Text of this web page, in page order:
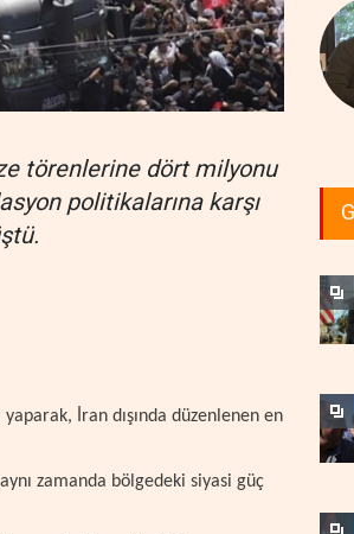
törenlerine dört milyonu
politikalarına karşı
İran dışında düzenlenen en
zamanda bölgedeki siyasi güç